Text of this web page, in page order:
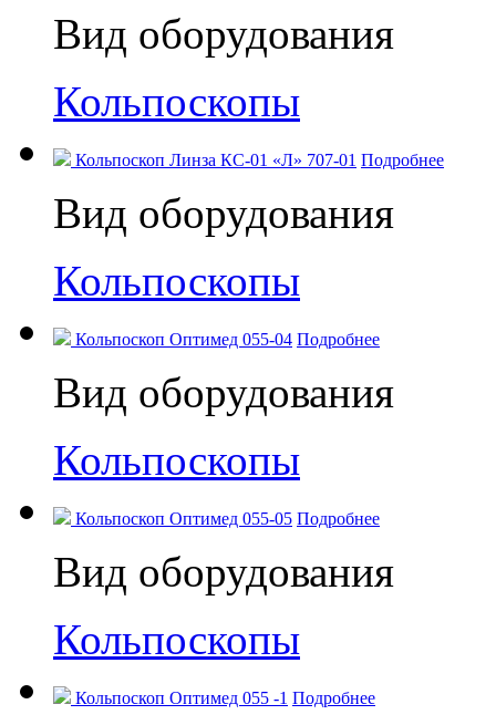
Вид оборудования
Кольпоскопы
Кольпоскоп Линза КС-01 «Л» 707-01 Подробнее
Вид оборудования
Кольпоскопы
Кольпоскоп Оптимед 055-04 Подробнее
Вид оборудования
Кольпоскопы
Кольпоскоп Оптимед 055-05 Подробнее
Вид оборудования
Кольпоскопы
Кольпоскоп Оптимед 055 -1 Подробнее